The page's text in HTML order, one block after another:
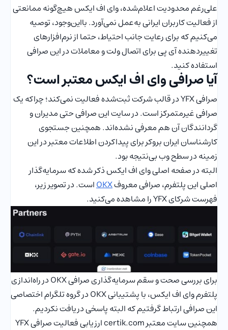
علی‌رغم محدودیت اعلام‌شده، وای اف ایکس هیچ‌گونه ممانعتی
از فعالیت کاربران ایرانی به‌عمل نمی‌آورد. با‌این‌وجود، توصیه
می‌کنیم که برای رعایت جانب احتیاط، حتما از نرم‌افزارهای
تغییردهنده آی پی برای اتصال ولت و معاملات در این صرافی
استفاده کنید.
آیا صرافی وای اف ایکس معتبر است؟
صرافی YFX در قالب شرکت ثبت‌شده فعالیت نمی‌کند؛ چراکه یک
صرافی غیرمتمرکز است. در سایت این صرافی حتی مدیران و
گردانندگان آن هم معرفی نشده‌اند. همچنین جستجوی
کارشناسان ایران بروکر برای پیداکردن اطلاعات معتبر در این
زمینه در سطح وب بی‌نتیجه بود.
البته در صفحه اصلی وای اف ایکس ذکر شده که سرمایه‌گذار
اصلی این پلتفرم، صرافی معروفOKXاست. در تصویر زیر،
فهرست شرکای YFX را مشاهده می‌کنید.
برای بررسی صحت و سقم سرمایه‌گذاری صرافی OKX در راه‌اندازی
پلتفرم وای اف ایکس، با پشتیبانی OKX در گروه تلگرام اختصاصی
این صرافی ارتباط گرفتیم که البته پاسخی دریافت نکردیم.
همچنین سایت معتبر certik.com ارزیابی فعالیت صرافی YFX